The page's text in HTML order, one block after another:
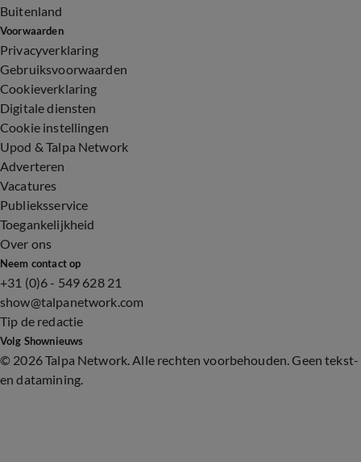
Buitenland
Voorwaarden
Privacyverklaring
Gebruiksvoorwaarden
Cookieverklaring
Digitale diensten
Cookie instellingen
Upod & Talpa Network
Adverteren
Vacatures
Publieksservice
Toegankelijkheid
Over ons
Neem contact op
+31 (0)6 - 549 628 21
show@talpanetwork.com
Tip de redactie
Volg Shownieuws
© 2026 Talpa Network. Alle rechten voorbehouden. Geen tekst-
en datamining.